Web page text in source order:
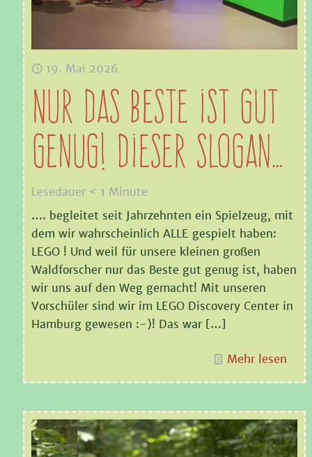
19. Mai 2026
Nur das Beste ist gut
genug! Dieser Slogan…
Lesedauer < 1 Minute
…. begleitet seit Jahrzehnten ein Spielzeug, mit
dem wir wahrscheinlich ALLE gespielt haben:
LEGO ! Und weil für unsere kleinen großen
Waldforscher nur das Beste gut genug ist, haben
wir uns auf den Weg gemacht! Mit unseren
Vorschüler sind wir im LEGO Discovery Center in
Hamburg gewesen :-)! Das war[…]
Mehr lesen